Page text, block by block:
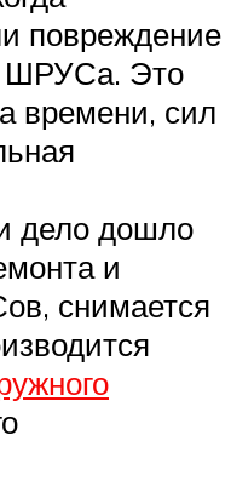
повреждение
ШРУСа. Это
времени, сил
дело дошло
и
снимается